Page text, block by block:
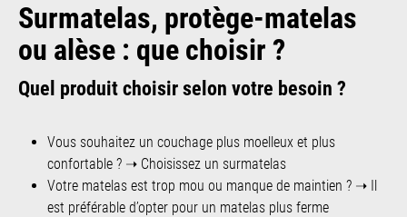
Surmatelas, protège-matelas
ou alèse : que choisir ?
Quel produit choisir selon votre besoin ?
Vous souhaitez un couchage plus moelleux et plus
confortable ? ➝ Choisissez un surmatelas
Votre matelas est trop mou ou manque de maintien ? ➝ Il
est préférable d’opter pour un matelas plus ferme